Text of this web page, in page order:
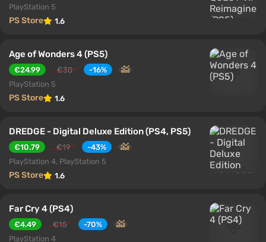
PlayStation 5
PS Store 1.6
Age of Wonders 4 (PS5)
€24.99 €30
-16%
PlayStation 5
PS Store 1.6
DREDGE - Digital Deluxe Edition (PS4, PS5)
€10.79 €19
-43%
PlayStation 4, PlayStation 5
PS Store 1.6
Far Cry 4 (PS4)
€4.49 €15
-70%
PlayStation 4